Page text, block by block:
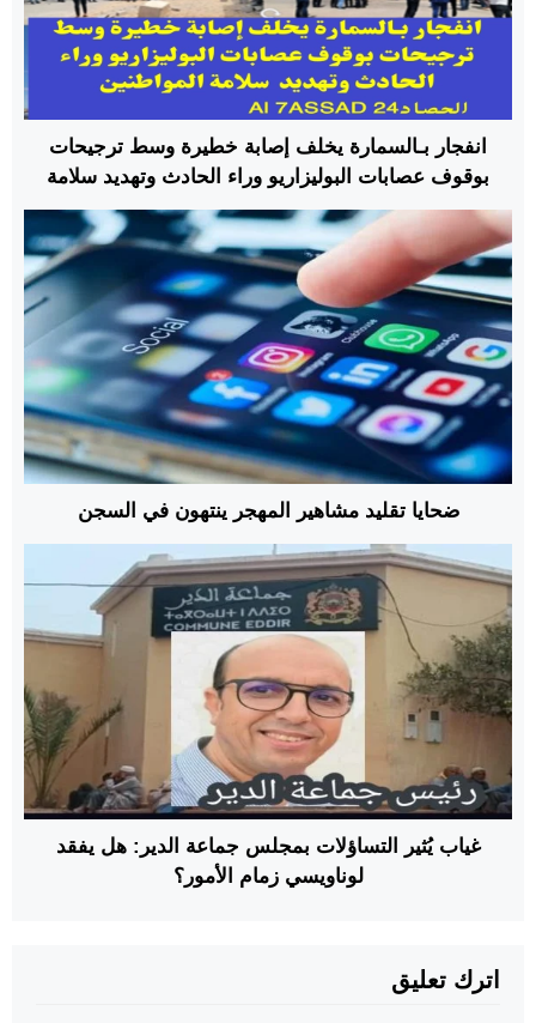
انفجار بـالسمارة يخلف إصابة خطيرة وسط ترجيحات
بوقوف عصابات البوليزاريو وراء الحادث وتهديد سلامة
المواطنين
ضحايا تقليد مشاهير المهجر ينتهون في السجن
غياب يُثير التساؤلات بمجلس جماعة الدير: هل يفقد
لوناويسي زمام الأمور؟
اترك تعليق